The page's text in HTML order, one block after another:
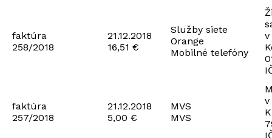
faktúra
258/2018
21.12.2018
16,51 €
Služby siete
Orange
Mobilné telefóny
v
faktúra
257/2018
21.12.2018
5,00 €
MVS
MVS
v